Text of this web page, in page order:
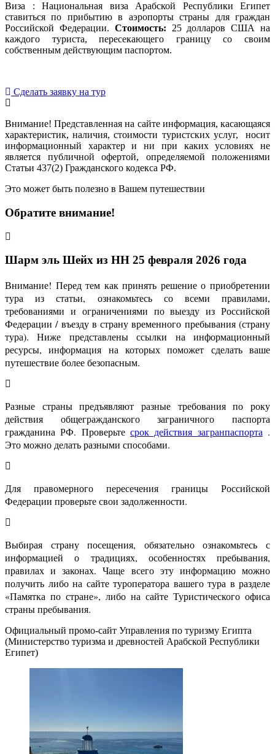
Виза : Национальная виза Арабской Республики Египет
ставиться по прибытию в аэропорты страны для граждан
Российской Федерации. Стоимость: 25 долларов США на
каждого туриста, пересекающего границу со своим
собственным действующим паспортом.
Сделать заявку на тур
Внимание! Представленная на сайте информация, касающаяся
характеристик, наличия, стоимости туристских услуг, носит
информационный характер и ни при каких условиях не
является публичной офертой, определяемой положениями
Статьи 437(2) Гражданского кодекса РФ.
Это может быть полезно в Вашем путешествии
Обратите внимание!
Шарм эль Шейх из НН 25 февраля 2026 года
Внимание! Перед тем как принять решение о приобретении
тура из статьи, ознакомьтесь со всеми правилами,
требованиями и ограничениями по выезду из Российской
Федерации / въезду в страну временного пребывания (страну
тура). Ниже представлены ссылки на информационный
ресурсы, информация на которых поможет сделать ваше
путешествие более безопасным.
Разные страны предъявляют разные требования по року
действия общегражданского заграничного паспорта
гражданина РФ. Проверьте срок действия загранпаспорта .
Это можно делать разными способами.
Для правомерного пересечения границы Российской
Федерации проверьте свои задолженности.
Выбирая страну посещения, обязательно ознакомьтесь с
информацией о традициях, особенностях пребывания,
правилах и законах. Чаще всего эту информацию можно
получить либо на сайте туроператора вашего тура в разделе
«Памятка по стране», либо на сайте Туристического офиса
страны пребывания.
Официальный промо-сайт Управления по туризму Египта
(Министерство туризма и древностей Арабской Республики
Египет)